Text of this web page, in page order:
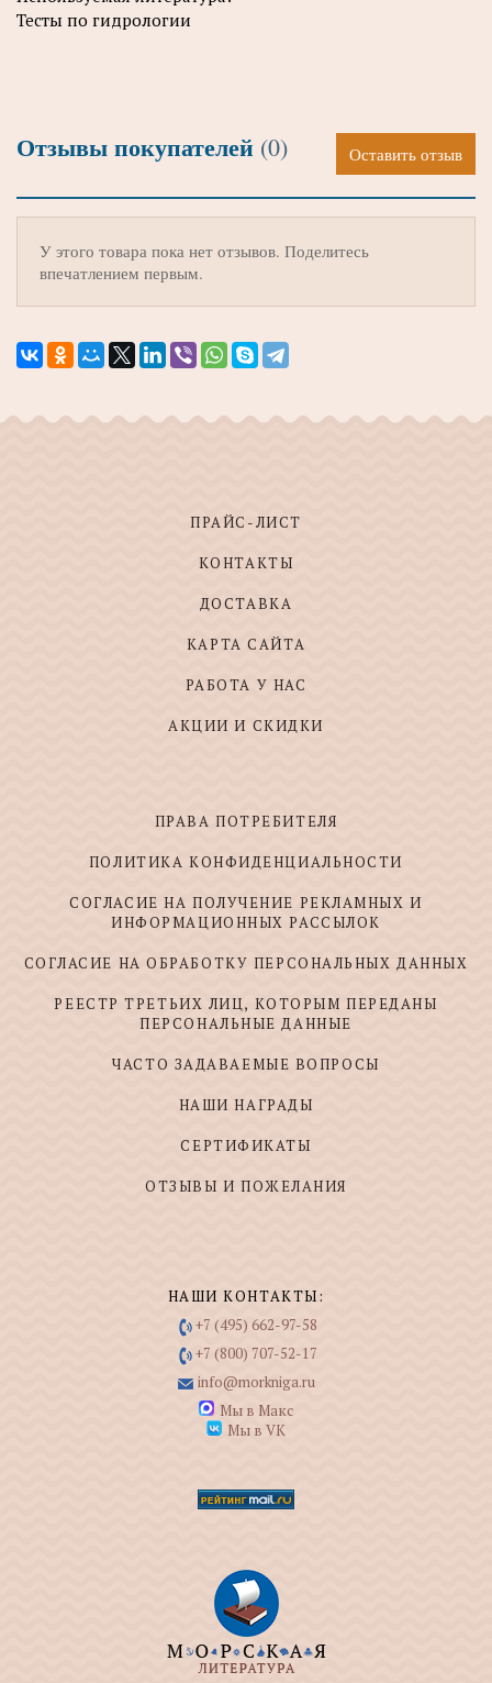
Тесты по гидрологии
Отзывы покупателей (0) Оставить отзыв
У этого товара пока нет отзывов. Поделитесь
впечатлением первым.
ПРАЙС-ЛИСТ
КОНТАКТЫ
ДОСТАВКА
КАРТА САЙТА
РАБОТА У НАС
АКЦИИ И СКИДКИ
ПРАВА ПОТРЕБИТЕЛЯ
ПОЛИТИКА КОНФИДЕНЦИАЛЬНОСТИ
СОГЛАСИЕ НА ПОЛУЧЕНИЕ РЕКЛАМНЫХ И
ИНФОРМАЦИОННЫХ РАССЫЛОК
СОГЛАСИЕ НА ОБРАБОТКУ ПЕРСОНАЛЬНЫХ ДАННЫХ
РЕЕСТР ТРЕТЬИХ ЛИЦ, КОТОРЫМ ПЕРЕДАНЫ
ПЕРСОНАЛЬНЫЕ ДАННЫЕ
ЧАСТО ЗАДАВАЕМЫЕ ВОПРОСЫ
НАШИ НАГРАДЫ
СЕРТИФИКАТЫ
ОТЗЫВЫ И ПОЖЕЛАНИЯ
НАШИ КОНТАКТЫ:
+7 (495) 662-97-58
+7 (800) 707-52-17
info@morkniga.ru
Мы в Макс
Мы в VK